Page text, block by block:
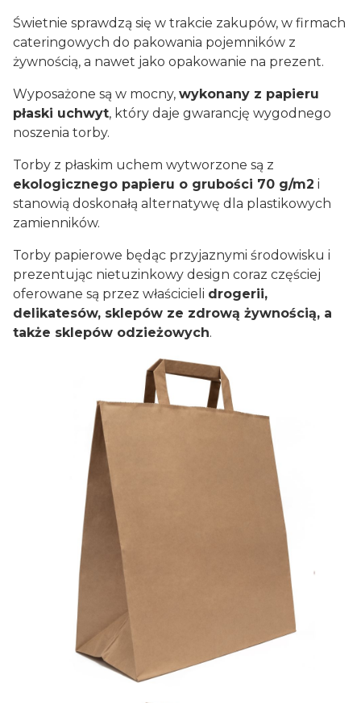
Świetnie sprawdzą się w trakcie zakupów, w firmach
cateringowych do pakowania pojemników z
żywnością, a nawet jako opakowanie na prezent.
Wyposażone są w mocny, wykonany z papieru
płaski uchwyt, który daje gwarancję wygodnego
noszenia torby.
Torby z płaskim uchem wytworzone są z
ekologicznego papieru o grubości 70 g/m2 i
stanowią doskonałą alternatywę dla plastikowych
zamienników.
Torby papierowe będąc przyjaznymi środowisku i
prezentując nietuzinkowy design coraz częściej
oferowane są przez właścicieli drogerii,
delikatesów, sklepów ze zdrową żywnością, a
także sklepów odzieżowych.